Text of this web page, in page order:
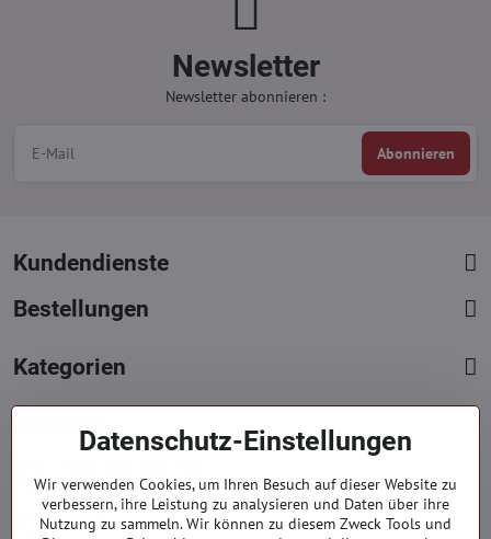
Newsletter
Newsletter abonnieren :
Abonnieren
Kundendienste
Bestellungen
Kategorien
Kontakte
Mont. - Freit. : 09:00 - 15:00 hod.
info​@everlady​.eu
Datenschutz-Einstellungen
Wir verwenden Cookies, um Ihren Besuch auf dieser Website zu
verbessern, ihre Leistung zu analysieren und Daten über ihre
Nutzung zu sammeln. Wir können zu diesem Zweck Tools und